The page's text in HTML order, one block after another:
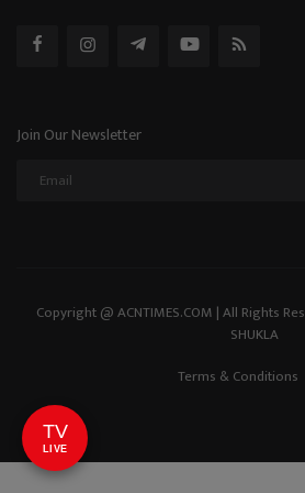
Join Our Newsletter
Copyright @ ACNTIMES.COM | All Rights
SHUKLA
Terms & Conditions
TV
LIVE